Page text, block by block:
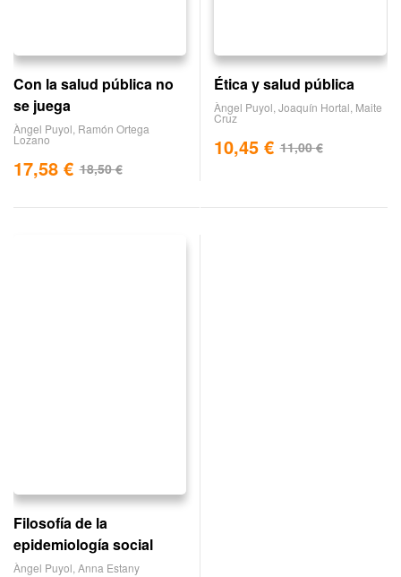
Con la salud pública no
se juega
Àngel Puyol Ramón Ortega
Lozano
18,50€
17,58 €
Ética y salud pública
Àngel Puyol Joaquín Hortal Maite
Cruz
11,00€
10,45 €
Filosofía de la
epidemiología social
Àngel Puyol Anna Estany